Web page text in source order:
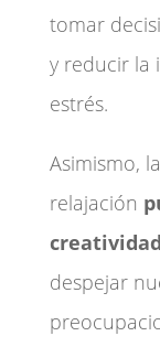
tomar
y reducir la
estrés.
Asimismo,
relajación
despejar